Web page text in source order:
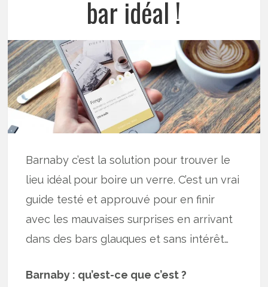
bar idéal !
Barnaby c’est la solution pour trouver le
lieu idéal pour boire un verre. C’est un vrai
guide testé et approuvé pour en finir
avec les mauvaises surprises en arrivant
dans des bars glauques et sans intérêt…
Barnaby : qu’est-ce que c’est ?